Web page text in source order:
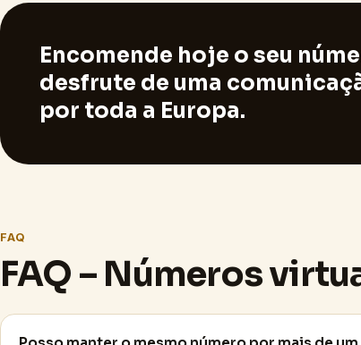
Encomende hoje o seu
desfrute de uma
por toda a Europa.
FAQ
FAQ – Números